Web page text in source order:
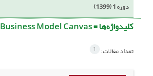
دوره 1 (1399)
کلیدواژه‌ها =Business Model Canvas
تعداد مقالات: 1